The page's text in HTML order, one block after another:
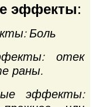
эффекты:
Боль
отек
раны.
эффекты: